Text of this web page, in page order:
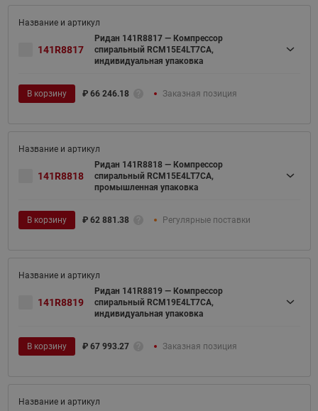
141R8817
Ридан 141R8817 — Компрессор
спиральный RCM15E4LT7CA,
индивидуальная упаковка
В корзину ₽ 66 246.18 Заказная позиция
141R8818
Ридан 141R8818 — Компрессор
спиральный RCM15E4LT7CA,
промышленная упаковка
В корзину ₽ 62 881.38 Регулярные поставки
141R8819
Ридан 141R8819 — Компрессор
спиральный RCM19E4LT7CA,
индивидуальная упаковка
В корзину ₽ 67 993.27 Заказная позиция